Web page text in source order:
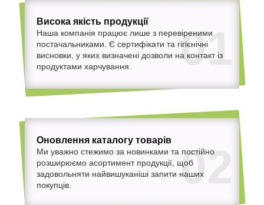
01
Висока якість продукції
Наша компанія працює лише з перевіреними
постачальниками. Є сертифікати та гігієнічні
висновки, у яких визначені дозволи на контакт із
продуктами харчування.
02
Оновлення каталогу товарів
Ми уважно стежимо за новинками та постійно
розширюємо асортимент продукції, щоб
задовольняти найвишуканіші запити наших
покупців.